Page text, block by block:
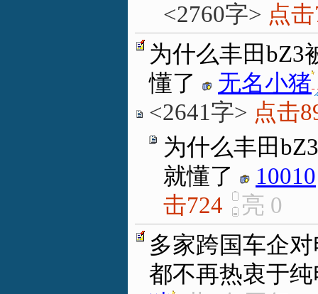
<2760字> 点
为什么丰田bZ3
懂了
无名小猪.
<2641字> 点击
为什么丰田
就懂了
10010
击724
亮 0
多家跨国车企
都不再热衷于